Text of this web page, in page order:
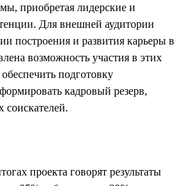
приобретая лидерские и
Для внешней аудитории
построения и развития карьеры в
возможность участия в этих
подготовку
кадровый резерв,
соискателей.
проекта говорят результаты